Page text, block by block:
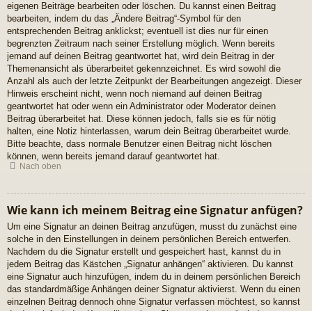
eigenen Beiträge bearbeiten oder löschen. Du kannst einen Beitrag
bearbeiten, indem du das „Ändere Beitrag“-Symbol für den
entsprechenden Beitrag anklickst; eventuell ist dies nur für einen
begrenzten Zeitraum nach seiner Erstellung möglich. Wenn bereits
jemand auf deinen Beitrag geantwortet hat, wird dein Beitrag in der
Themenansicht als überarbeitet gekennzeichnet. Es wird sowohl die
Anzahl als auch der letzte Zeitpunkt der Bearbeitungen angezeigt. Dieser
Hinweis erscheint nicht, wenn noch niemand auf deinen Beitrag
geantwortet hat oder wenn ein Administrator oder Moderator deinen
Beitrag überarbeitet hat. Diese können jedoch, falls sie es für nötig
halten, eine Notiz hinterlassen, warum dein Beitrag überarbeitet wurde.
Bitte beachte, dass normale Benutzer einen Beitrag nicht löschen
können, wenn bereits jemand darauf geantwortet hat.
Nach oben
Wie kann ich meinem Beitrag eine Signatur anfügen?
Um eine Signatur an deinen Beitrag anzufügen, musst du zunächst eine
solche in den Einstellungen in deinem persönlichen Bereich entwerfen.
Nachdem du die Signatur erstellt und gespeichert hast, kannst du in
jedem Beitrag das Kästchen „Signatur anhängen“ aktivieren. Du kannst
eine Signatur auch hinzufügen, indem du in deinem persönlichen Bereich
das standardmäßige Anhängen deiner Signatur aktivierst. Wenn du einen
einzelnen Beitrag dennoch ohne Signatur verfassen möchtest, so kannst